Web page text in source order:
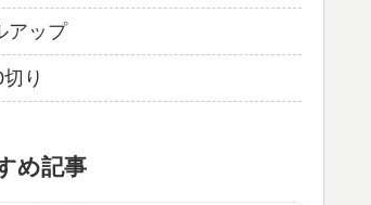
アップ
り
め記事